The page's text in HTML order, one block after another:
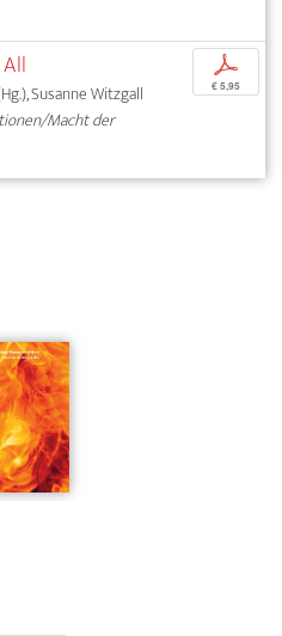
Susanne Witzgall
Macht der
p
€ 5,95